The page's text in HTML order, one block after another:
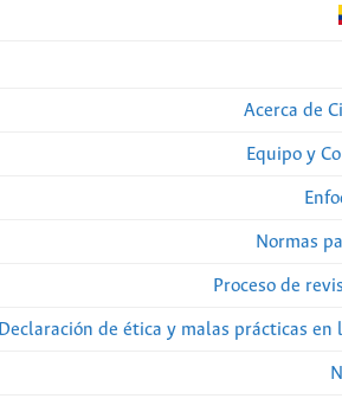
Acerca de
Equipo y
Normas
Proceso de
Declaración de ética y malas prácticas en